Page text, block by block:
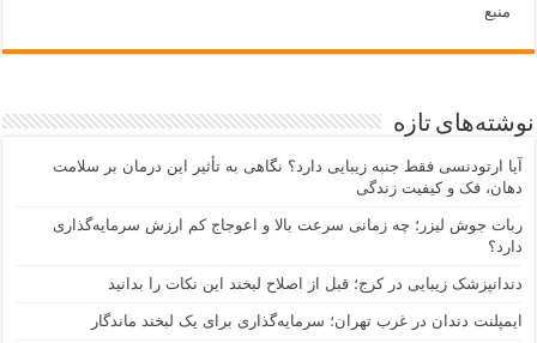
منبع
نوشته‌های تازه
آیا ارتودنسی فقط جنبه زیبایی دارد؟ نگاهی به تأثیر این درمان بر سلامت
دهان، فک و کیفیت زندگی
ربات جوش لیزر؛ چه زمانی سرعت بالا و اعوجاج کم ارزش سرمایه‌گذاری
دارد؟
دندانپزشک زیبایی در کرج؛ قبل از اصلاح لبخند این نکات را بدانید
ایمپلنت دندان در غرب تهران؛ سرمایه‌گذاری برای یک لبخند ماندگار